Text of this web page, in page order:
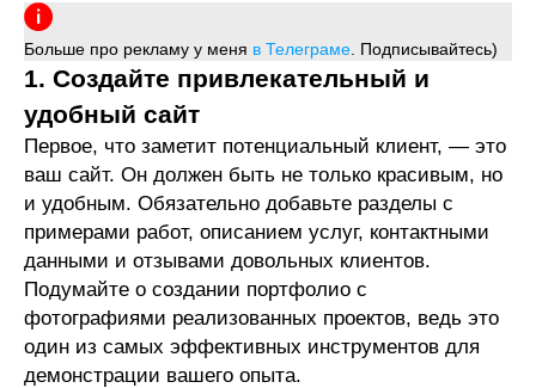
Больше про рекламу у меня в Телеграме . Подписывайтесь)
1. Создайте привлекательный и
удобный сайт
Первое, что заметит потенциальный клиент, — это
ваш сайт. Он должен быть не только красивым, но
и удобным. Обязательно добавьте разделы с
примерами работ, описанием услуг, контактными
данными и отзывами довольных клиентов.
Подумайте о создании портфолио с
фотографиями реализованных проектов, ведь это
один из самых эффективных инструментов для
демонстрации вашего опыта.